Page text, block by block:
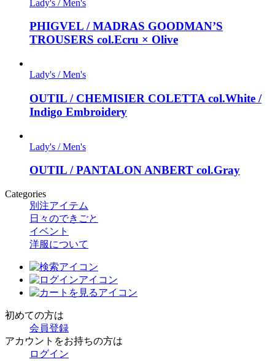
Lady's / Men's
PHIGVEL / MADRAS GOODMAN’S
TROUSERS col.Ecru × Olive
Lady's / Men's
OUTIL / CHEMISIER COLETTA col.White /
Indigo Embroidery
Lady's / Men's
OUTIL / PANTALON ANBERT col.Gray
Categories
別注アイテム
日々のできごと
イベント
洋服について
初めての方は
会員登録
アカウントをお持ちの方は
ログイン